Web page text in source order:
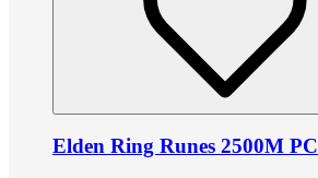
Elden Ring Runes 2500M PC